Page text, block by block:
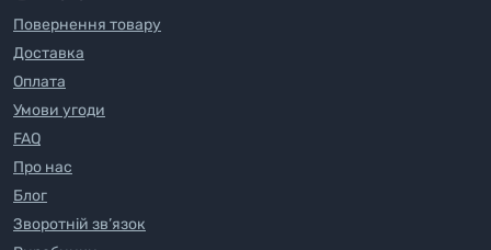
Повернення товару
Доставка
Оплата
Умови угоди
FAQ
Про нас
Блог
Зворотній зв’язок